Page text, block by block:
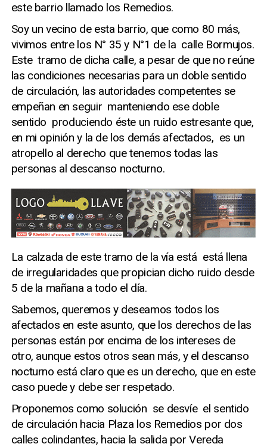
este barrio llamado los Remedios.
Soy un vecino de esta barrio, que como 80 más,
vivimos entre los N° 35 y N°1 de la calle Bormujos.
Este tramo de dicha calle, a pesar de que no reúne
las condiciones necesarias para un doble sentido
de circulación, las autoridades competentes se
empeñan en seguir manteniendo ese doble
sentido produciendo éste un ruido estresante que,
en mi opinión y la de los demás afectados, es un
atropello al derecho que tenemos todas las
personas al descanso nocturno.
La calzada de este tramo de la vía está está llena
de irregularidades que propician dicho ruido desde
5 de la mañana a todo el día.
Sabemos, queremos y deseamos todos los
afectados en este asunto, que los derechos de las
personas están por encima de los intereses de
otro, aunque estos otros sean más, y el descanso
nocturno está claro que es un derecho, que en este
caso puede y debe ser respetado.
Proponemos como solución se desvíe el sentido
de circulación hacia Plaza los Remedios por dos
calles colindantes, hacia la salida por Vereda